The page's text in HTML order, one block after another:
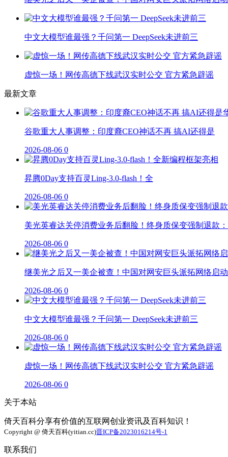
中文大模型谁最强？千问第一 DeepSeek未进前三
虚惊一场！网传高德下线武汉实时公交 官方紧急辟谣
最新文章
谷歌重大人事调整：印度裔CEO神话不再 搞AI还得是
2026-08-06 0
昇腾0Day支持百灵Ling-3.0-flash！全
2026-08-06 0
美光英睿达关停消费业务后翻脸！终身质保变强制退款
2026-08-06 0
继美光之后又一美企被查！中国对网安巨头派拓网络启
2026-08-06 0
中文大模型谁最强？千问第一 DeepSeek未进前三
2026-08-06 0
虚惊一场！网传高德下线武汉实时公交 官方紧急辟谣
2026-08-06 0
关于本站
倚天百科分享有价值的互联网创业资讯及百科知识！
Copyright @ 倚天百科(yitian.cc)晋ICP备2023016214号-1
联系我们